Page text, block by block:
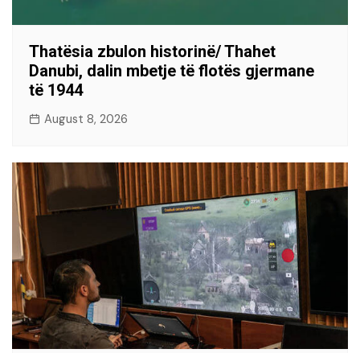
Thatësia zbulon historinë/ Thahet
Danubi, dalin mbetje të flotës gjermane
të 1944
August 8, 2026